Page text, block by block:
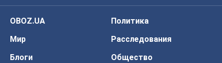
OBOZ.UA
Политика
Мир
Расследования
Блоги
Общество